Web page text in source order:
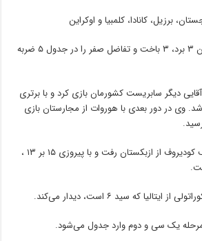
برزیل، کانادا، کلمبیا و اوکراین
ملی‌پوش باتجربه کشورمان ۳ برد، ۳ باخت و تفاضل صفر را در جدول ۵ ضربه
آقایی دیگر سابریست کشورمان بازی کرد و با برتری
بعد شد. وی در دور بعدی با هوروات از مجارستان بازی
وی در بازی بعدی به مصاف کودیروف از ازبکستان رفت و با پیروزی ۱۵ بر ۱۳ ،
ایتالیا که سید ۶ است، دیدار می‌کند.
یک سی و دوم وارد جدول می‌شود.